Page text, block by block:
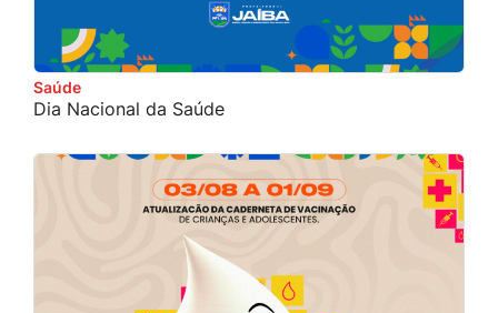
Saúde
Dia Nacional da Saúde